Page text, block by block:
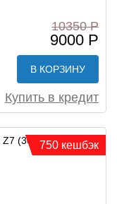
10350 Р
9000 Р
В КОРЗИНУ
Купить в кредит
750 кешбэк